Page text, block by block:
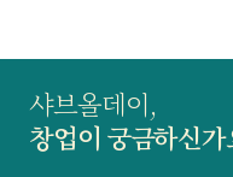
샤브올데이,
창업이 궁금하신가